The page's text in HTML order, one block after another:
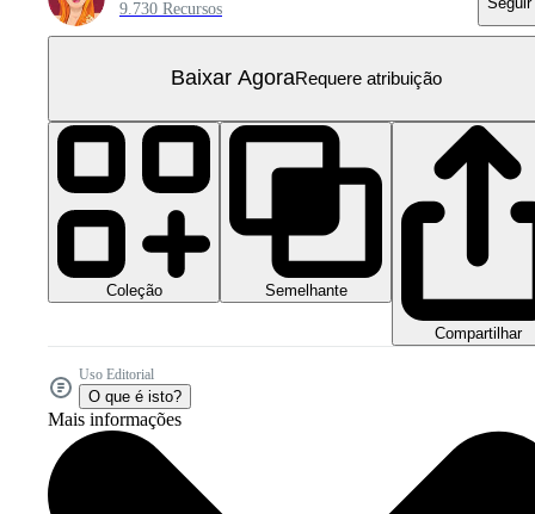
9.730 Recursos
Baixar AgoraRequere atribuição
Coleção Semelhante
Compartilhar
Uso Editorial
O que é isto?
Mais informações